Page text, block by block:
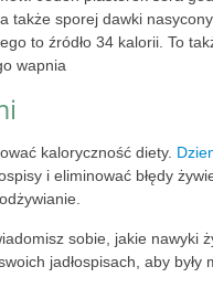
sporej dawki
to źródło 34 kalorii. To
wapnia
kaloryczność diety.
i eliminować błędy
sobie, jakie nawyki
jadłospisach, aby były